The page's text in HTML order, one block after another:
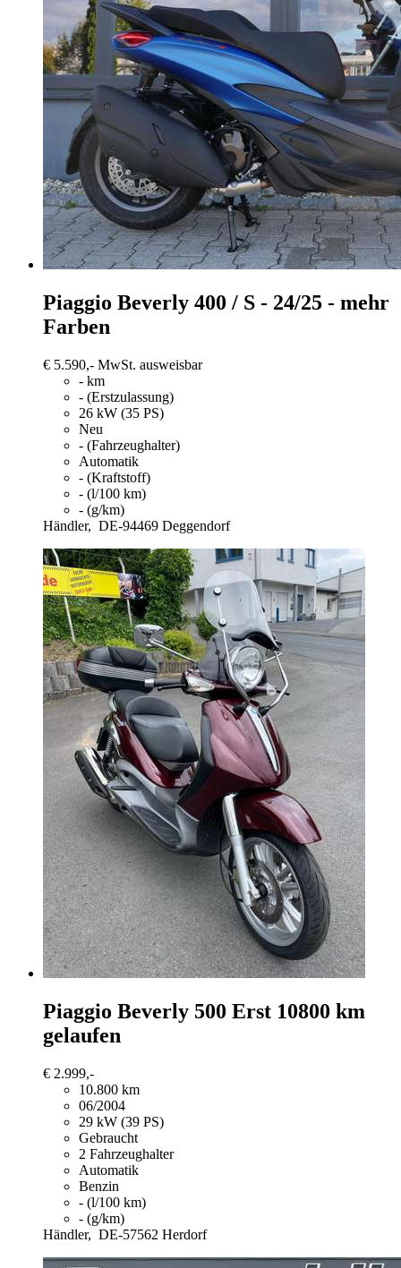
Piaggio Beverly 400 / S - 24/25 - mehr
Farben
€ 5.590,- MwSt. ausweisbar
- km
- (Erstzulassung)
26 kW (35 PS)
Neu
- (Fahrzeughalter)
Automatik
- (Kraftstoff)
- (l/100 km)
- (g/km)
Händler, DE-94469 Deggendorf
Piaggio Beverly 500 Erst 10800 km
gelaufen
€ 2.999,-
10.800 km
06/2004
29 kW (39 PS)
Gebraucht
2 Fahrzeughalter
Automatik
Benzin
- (l/100 km)
- (g/km)
Händler, DE-57562 Herdorf